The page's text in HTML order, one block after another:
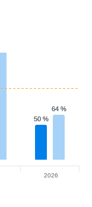
50 %
50 %
64 %
64 %
2026